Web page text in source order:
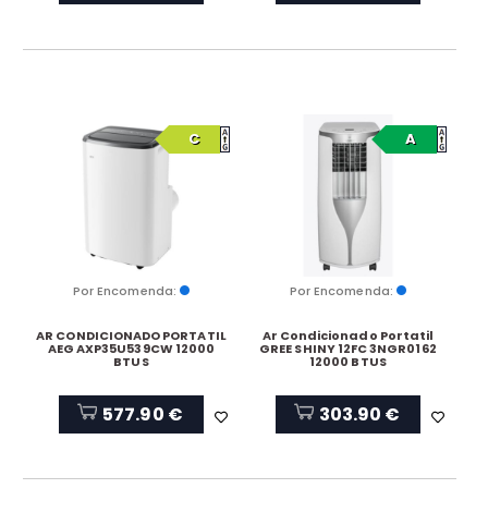
C
Por Encomenda:
AR CONDICIONADO PORTATIL
AEG AXP35U539CW 12000
BTUS
577.90 €
A
Por Encomenda:
Ar Condicionado Portatil
GREE SHINY 12FC 3NGR0162
12000 BTUS
303.90 €